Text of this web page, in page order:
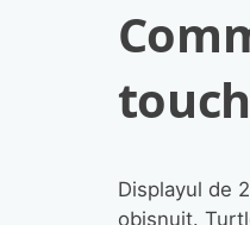
Displayul de
obișnuit.